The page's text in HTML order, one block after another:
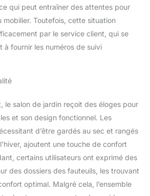
le jardin, sur le balcon ou
la terrasse, ce salon est
la meilleure solution.
Informations & Attention
- Chaque fauteuil : 64 x
supporter 160 kg et la
table basse supporte 40
kg. Les mesures étant
prises à la main, les
tailles indiquées peuvent
varier légèrement.
Attention : 1. Veuillez
garder les coussins secs
pour prolonger le temps
qui peut entraîner des attentes pour
mobilier. Toutefois, cette situation
par le service client, qui se
à fournir les numéros de suivi
le salon de jardin reçoit des éloges pour
et son design fonctionnel. Les
d’être gardés au sec et rangés
ajoutent une touche de confort
certains utilisateurs ont exprimé des
des dossiers des fauteuils, les trouvant
optimal. Malgré cela, l’ensemble